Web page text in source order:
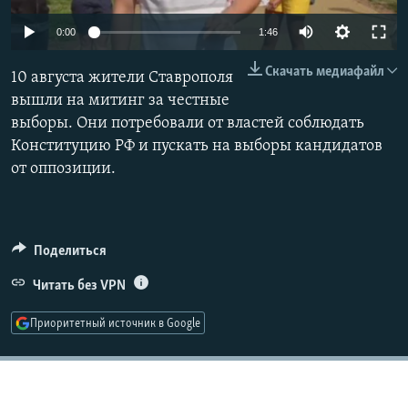
РАСПИСАНИЕ ВЕЩАНИЯ
ПОДПИШИТЕСЬ НА РАССЫЛКУ
СОЦИАЛЬНЫЕ СЕТИ
0:00 1:46
Скачать медиафайл
10 августа жители Ставрополя
вышли на митинг за честные
выборы. Они потребовали от властей соблюдать
Конституцию РФ и пускать на выборы кандидатов
от оппозиции.
Поделиться
Читать без VPN
Приоритетный источник в Google